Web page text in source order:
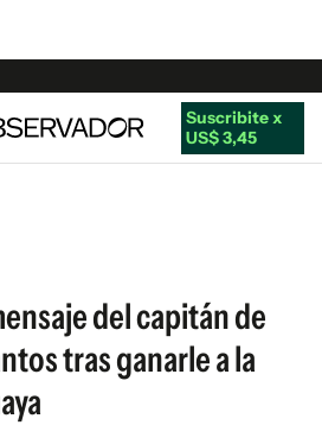
Suscribite x
US$ 3,45
del capitán de
tras ganarle a la